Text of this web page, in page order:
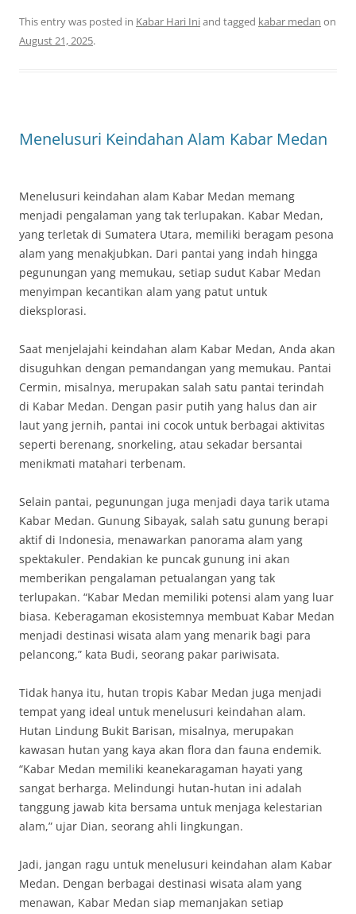
This entry was posted in Kabar Hari Iniand tagged kabar medan on
August 21, 2025.
Menelusuri Keindahan Alam Kabar Medan
Menelusuri keindahan alam Kabar Medan memang
menjadi pengalaman yang tak terlupakan. Kabar Medan,
yang terletak di Sumatera Utara, memiliki beragam pesona
alam yang menakjubkan. Dari pantai yang indah hingga
pegunungan yang memukau, setiap sudut Kabar Medan
menyimpan kecantikan alam yang patut untuk
dieksplorasi.
Saat menjelajahi keindahan alam Kabar Medan, Anda akan
disuguhkan dengan pemandangan yang memukau. Pantai
Cermin, misalnya, merupakan salah satu pantai terindah
di Kabar Medan. Dengan pasir putih yang halus dan air
laut yang jernih, pantai ini cocok untuk berbagai aktivitas
seperti berenang, snorkeling, atau sekadar bersantai
menikmati matahari terbenam.
Selain pantai, pegunungan juga menjadi daya tarik utama
Kabar Medan. Gunung Sibayak, salah satu gunung berapi
aktif di Indonesia, menawarkan panorama alam yang
spektakuler. Pendakian ke puncak gunung ini akan
memberikan pengalaman petualangan yang tak
terlupakan. “Kabar Medan memiliki potensi alam yang luar
biasa. Keberagaman ekosistemnya membuat Kabar Medan
menjadi destinasi wisata alam yang menarik bagi para
pelancong,” kata Budi, seorang pakar pariwisata.
Tidak hanya itu, hutan tropis Kabar Medan juga menjadi
tempat yang ideal untuk menelusuri keindahan alam.
Hutan Lindung Bukit Barisan, misalnya, merupakan
kawasan hutan yang kaya akan flora dan fauna endemik.
“Kabar Medan memiliki keanekaragaman hayati yang
sangat berharga. Melindungi hutan-hutan ini adalah
tanggung jawab kita bersama untuk menjaga kelestarian
alam,” ujar Dian, seorang ahli lingkungan.
Jadi, jangan ragu untuk menelusuri keindahan alam Kabar
Medan. Dengan berbagai destinasi wisata alam yang
menawan, Kabar Medan siap memanjakan setiap